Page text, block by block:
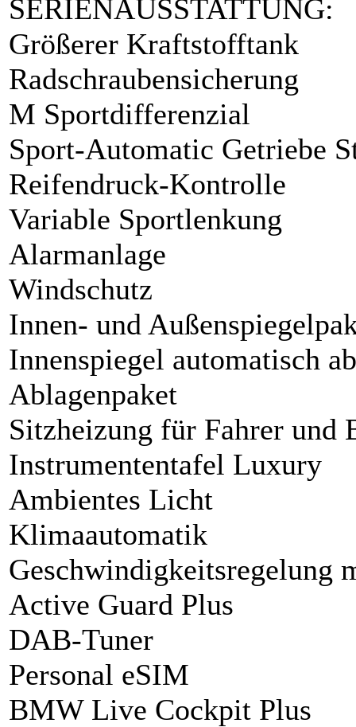
SERIENAUSSTATTUNG:
Größerer Kraftstofftank
Radschraubensicherung
M Sportdifferenzial
Sport-Automatic Getriebe
Reifendruck-Kontrolle
Variable Sportlenkung
Alarmanlage
Windschutz
Innen- und
Innenspiegel automatisch
Ablagenpaket
Sitzheizung für Fahrer und
Instrumententafel Luxury
Ambientes Licht
Klimaautomatik
Geschwindigkeitsregelung
Active Guard Plus
DAB-Tuner
Personal eSIM
BMW Live Cockpit Plus